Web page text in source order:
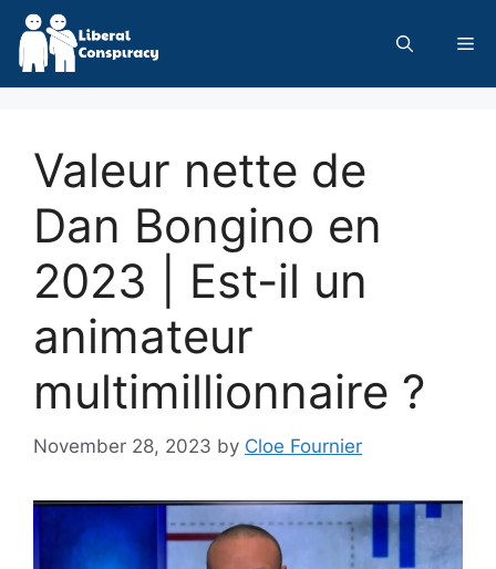
Skip
content
Valeur nette de
Dan Bongino en
2023 | Est-il un
animateur
multimillionnaire ?
November 28, 2023 by Cloe Fournier